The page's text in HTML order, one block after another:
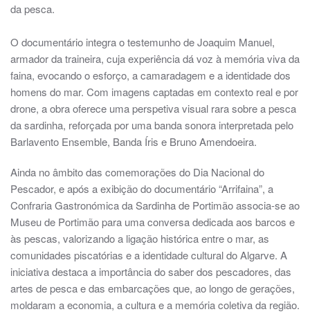
da pesca.
O documentário integra o testemunho de Joaquim Manuel,
armador da traineira, cuja experiência dá voz à memória viva da
faina, evocando o esforço, a camaradagem e a identidade dos
homens do mar. Com imagens captadas em contexto real e por
drone, a obra oferece uma perspetiva visual rara sobre a pesca
da sardinha, reforçada por uma banda sonora interpretada pelo
Barlavento Ensemble, Banda Íris e Bruno Amendoeira.
Ainda no âmbito das comemorações do Dia Nacional do
Pescador, e após a exibição do documentário “Arrifaina”, a
Confraria Gastronómica da Sardinha de Portimão associa-se ao
Museu de Portimão para uma conversa dedicada aos barcos e
às pescas, valorizando a ligação histórica entre o mar, as
comunidades piscatórias e a identidade cultural do Algarve. A
iniciativa destaca a importância do saber dos pescadores, das
artes de pesca e das embarcações que, ao longo de gerações,
moldaram a economia, a cultura e a memória coletiva da região.